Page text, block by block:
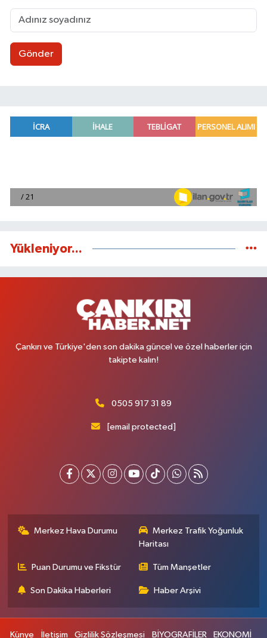
Gönder
Yükleniyor...
Çankırı ve Türkiye'den son dakika güncel ve özel haberler için
takipte kalın!
0505 917 31 89
[email protected]
Merkez Hava Durumu
Merkez Trafik Yoğunluk
Haritası
Puan Durumu ve Fikstür Tüm Manşetler
Son Dakika Haberleri Haber Arşivi
Künye İletişim Gizlilik Sözleşmesi BİYOGRAFİLER EKONOMİ